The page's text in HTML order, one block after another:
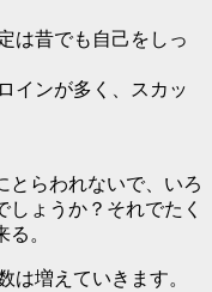
は昔でも自己をしっ
インが多く、スカッ
とらわれないで、いろ
ょうか？それでたく
。
は増えていきます。